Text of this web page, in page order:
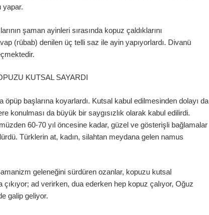
yapar.
şaman ayinleri sırasında kopuz çaldıklarını
(rübab) denilen üç telli saz ile ayin yapıyorlardı. Divanü
KUTSAL SAYARDI
başlarına koyarlardı. Kutsal kabul edilmesinden dolayı da
konulması da büyük bir saygısızlık olarak kabul edilirdi.
60-70 yıl öncesine kadar, güzel ve gösterişli bağlamalar
Türklerin at, kadın, silahtan meydana gelen namus
geleneğini sürdüren ozanlar, kopuzu kutsal
ad verirken, dua ederken hep kopuz çalıyor, Oğuz
galip geliyor.